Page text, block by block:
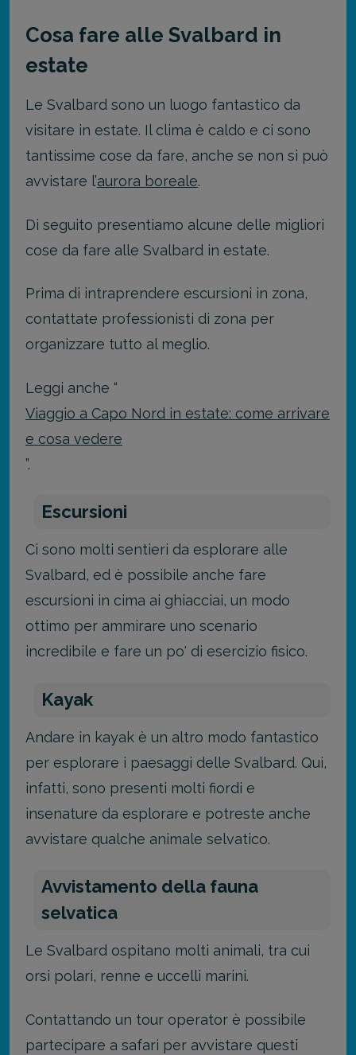
Cosa fare alle Svalbard in
estate
Le Svalbard sono un luogo fantastico da
visitare in estate. Il clima è caldo e ci sono
tantissime cose da fare, anche se non si può
avvistare l’aurora boreale.
Di seguito presentiamo alcune delle migliori
cose da fare alle Svalbard in estate.
Prima di intraprendere escursioni in zona,
contattate professionisti di zona per
organizzare tutto al meglio.
Leggi anche “
Viaggio a Capo Nord in estate: come arrivare
e cosa vedere
”.
Escursioni
Ci sono molti sentieri da esplorare alle
Svalbard, ed è possibile anche fare
escursioni in cima ai ghiacciai, un modo
ottimo per ammirare uno scenario
incredibile e fare un po' di esercizio fisico.
Kayak
Andare in kayak è un altro modo fantastico
per esplorare i paesaggi delle Svalbard. Qui,
infatti, sono presenti molti fiordi e
insenature da esplorare e potreste anche
avvistare qualche animale selvatico.
Avvistamento della fauna
selvatica
Le Svalbard ospitano molti animali, tra cui
orsi polari, renne e uccelli marini.
Contattando un tour operator è possibile
partecipare a safari per avvistare questi